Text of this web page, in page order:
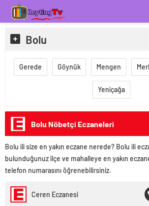
Bolu
Gerede Göynük Mengen
Yeniçağa
Bolu Nöbetçi Eczaneleri
Bolu ili size en yakın eczane nerede? Bolu ili
bulunduğunuz ilçe ve mahalleye en yakın
telefon numarasını öğrenebilirsiniz.
Ceren Eczanesi